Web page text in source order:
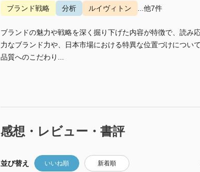
ブランド戦略 分析 ルイヴィトン ...他7件
ブランドの魅力や戦略を深く掘り下げた内容が特徴で、読み
力なブランド力や、日本市場における特異な位置づけについ
品質へのこだわり...
感想・レビュー・書評
並び替え いいね順 新着順